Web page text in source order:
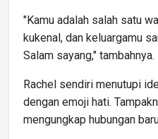
"Kamu adalah salah satu
kukenal, dan keluargamu
Salam sayang," tambahnya.
Rachel sendiri menutupi
dengan emoji hati.
mengungkap hubungan